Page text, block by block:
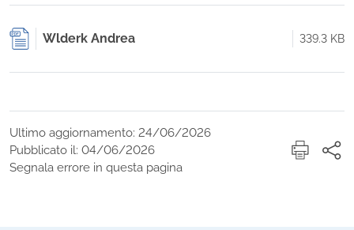
Wlderk Andrea 339.3 KB
Ultimo aggiornamento: 24/06/2026
Pubblicato il: 04/06/2026
Segnala errore in questa pagina